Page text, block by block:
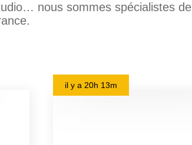
nous sommes spécialistes de
il y a 20h 13m